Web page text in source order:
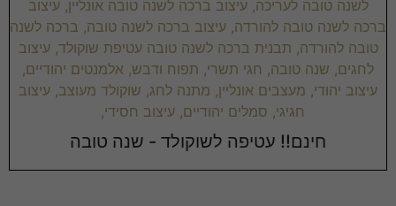
חינם!! עטיפה לשוקולד - שנה טובה